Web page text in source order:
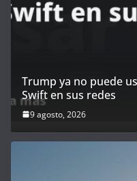
Trump ya no puede
Swift en sus redes
9 agosto, 2026